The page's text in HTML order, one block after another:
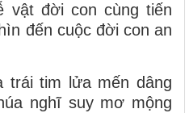
vật đời con cùng tiến
đến cuộc đời con an
trái tim lửa mến dâng
nghĩ suy mơ mộng